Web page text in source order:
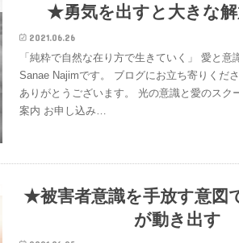
★勇気を出すと大きな
2021.06.26
「純粋で自然な在り方で生きていく」 愛と意
Sanae Najimです。 ブログにお立ち寄りくだ
ありがとうございます。 光の意識と愛のスク
案内 お申し込み…
★被害者意識を手放す意図
が動き出す